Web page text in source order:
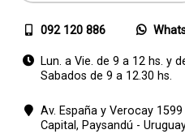
092 120 886
Lun. a Vie. de 9 a 12 hs. y
Sabados de 9 a 12.30 hs.
Av. España y Verocay 1599
Capital, Paysandú -